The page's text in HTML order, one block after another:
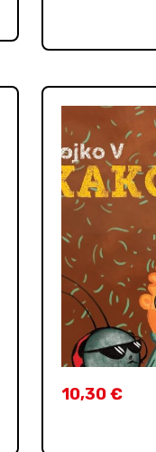
10,30€